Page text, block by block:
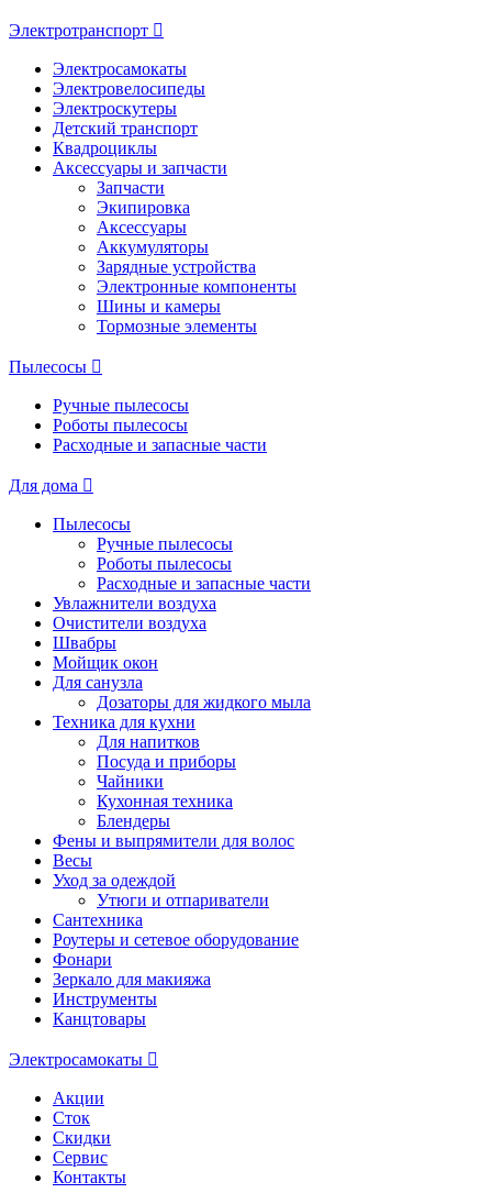
Электротранспорт
Электросамокаты
Электровелосипеды
Электроскутеры
Детский транспорт
Квадроциклы
Аксессуары и запчасти
Запчасти
Экипировка
Аксессуары
Аккумуляторы
Зарядные устройства
Электронные компоненты
Шины и камеры
Тормозные элементы
Пылесосы
Ручные пылесосы
Роботы пылесосы
Расходные и запасные части
Для дома
Пылесосы
Ручные пылесосы
Роботы пылесосы
Расходные и запасные части
Увлажнители воздуха
Очистители воздуха
Швабры
Мойщик окон
Для санузла
Дозаторы для жидкого мыла
Техника для кухни
Для напитков
Посуда и приборы
Чайники
Кухонная техника
Блендеры
Фены и выпрямители для волос
Весы
Уход за одеждой
Утюги и отпариватели
Сантехника
Роутеры и сетевое оборудование
Фонари
Зеркало для макияжа
Инструменты
Канцтовары
Электросамокаты
Акции
Сток
Скидки
Сервис
Контакты